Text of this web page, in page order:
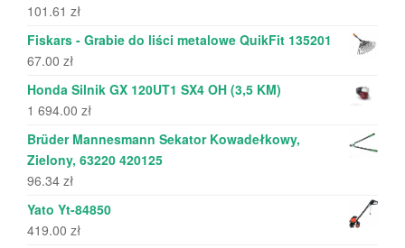
101.61 zł
Fiskars - Grabie do liści metalowe QuikFit 135201
67.00 zł
Honda Silnik GX 120UT1 SX4 OH (3,5 KM)
1 694.00 zł
Brüder Mannesmann Sekator Kowadełkowy,
Zielony, 63220 420125
96.34 zł
Yato Yt-84850
419.00 zł